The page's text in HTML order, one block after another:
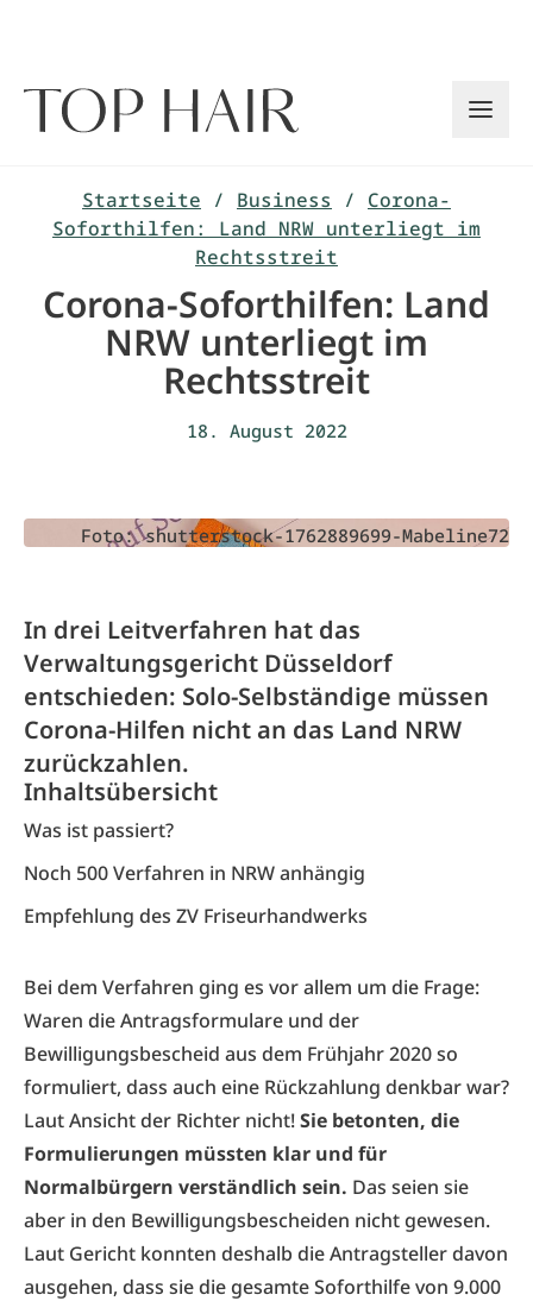
Startseite / Business / Corona-
Soforthilfen: Land NRW unterliegt im
Rechtsstreit
Corona-Soforthilfen: Land
NRW unterliegt im
Rechtsstreit
18. August 2022
Foto: shutterstock-1762889699-Mabeline72
In drei Leitverfahren hat das
Verwaltungsgericht Düsseldorf
entschieden: Solo-Selbständige müssen
Corona-Hilfen nicht an das Land NRW
zurückzahlen.
Inhaltsübersicht
Was ist passiert?
Noch 500 Verfahren in NRW anhängig
Empfehlung des ZV Friseurhandwerks
Bei dem Verfahren ging es vor allem um die Frage:
Waren die Antragsformulare und der
Bewilligungsbescheid aus dem Frühjahr 2020 so
formuliert, dass auch eine Rückzahlung denkbar war?
Laut Ansicht der Richter nicht!Sie betonten, die
Formulierungen müssten klar und für
Normalbürgern verständlich sein. Das seien sie
aber in den Bewilligungsbescheiden nicht gewesen.
Laut Gericht konnten deshalb die Antragsteller davon
ausgehen, dass sie die gesamte Soforthilfe von 9.000